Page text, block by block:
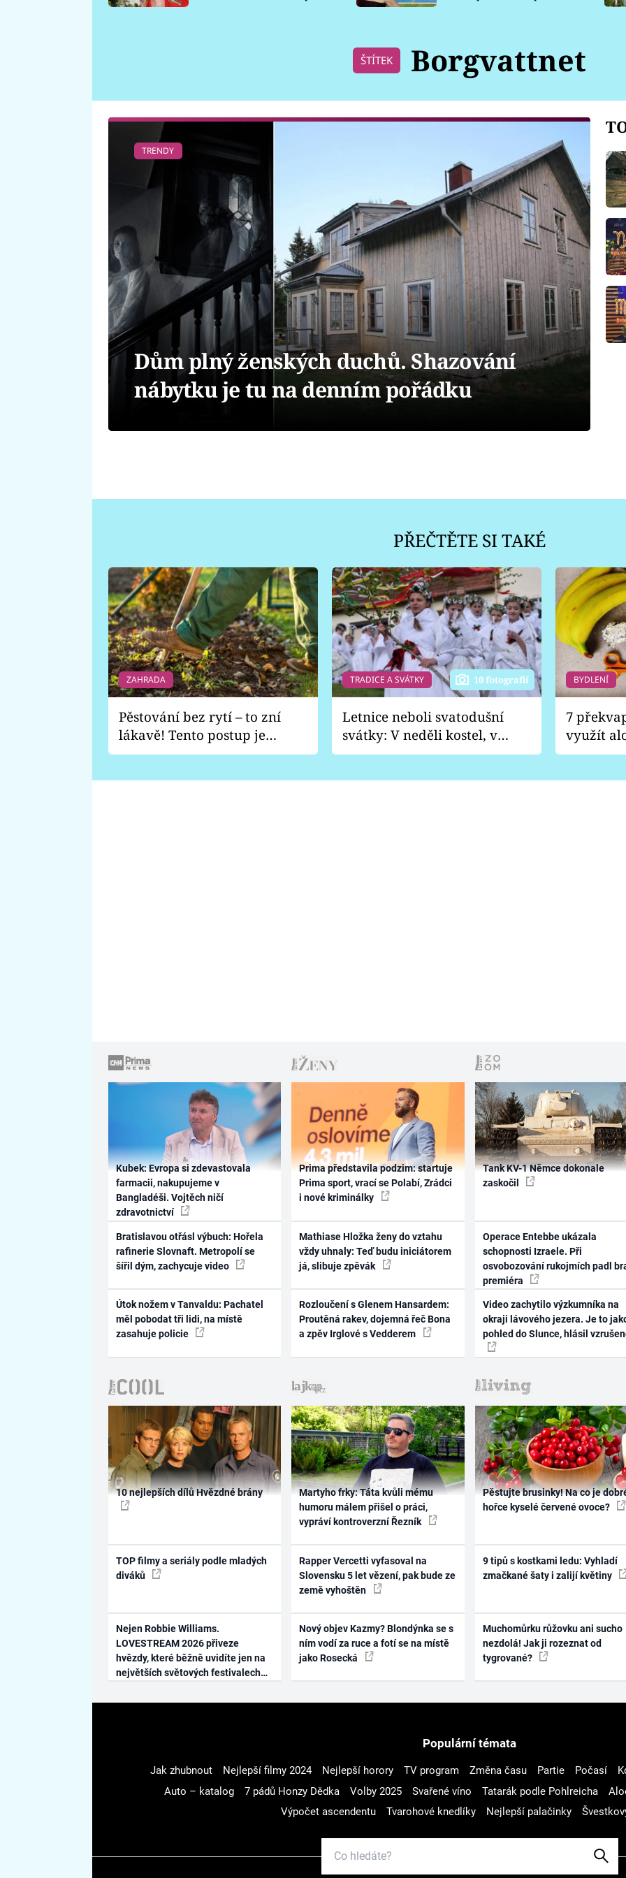
ŠTÍTEK Borgvattnet
TRENDY
Dům plný ženských duchů. Shazování
nábytku je tu na denním pořádku
PŘEČTĚTE SI TAKÉ
ZAHRADA
Pěstování bez rytí – to zní
lákavě! Tento postup je
vhodný jen pro některé
TRADICE A SVÁTKY 10 fotografií
Letnice neboli svatodušní
svátky: V neděli kostel, v
pondělí zábava
BYDLENÍ
7
využít
Kubek: Evropa si zdevastovala
farmacii, nakupujeme v
Bangladéši. Vojtěch ničí
zdravotnictví
Bratislavou otřásl výbuch: Hořela
rafinerie Slovnaft. Metropolí se
šířil dým, zachycuje video
Útok nožem v Tanvaldu: Pachatel
měl pobodat tři lidi, na místě
zasahuje policie
Prima představila podzim: startuje
Prima sport, vrací se Polabí, Zrádci
i nové kriminálky
Mathiase Hložka ženy do vztahu
vždy uhnaly: Teď budu iniciátorem
já, slibuje zpěvák
Rozloučení s Glenem Hansardem:
Proutěná rakev, dojemná řeč Bona
a zpěv Irglové s Vedderem
Tank KV-1 Němce dokonale
zaskočil
Operace Entebbe ukázala
schopnosti Izraele. Při
osvobozování rukojmích padl
premiéra
Video zachytilo výzkumníka na
okraji lávového jezera. Je to
pohled do Slunce, hlásil
10 nejlepších dílů Hvězdné brány
TOP filmy a seriály podle mladých
diváků
Nejen Robbie Williams.
LOVESTREAM 2026 přiveze
hvězdy, které běžně uvidíte jen na
největších světových festivalech
Martyho frky: Táta kvůli mému
humoru málem přišel o práci,
vypráví kontroverzní Řezník
Rapper Vercetti vyfasoval na
Slovensku 5 let vězení, pak bude ze
země vyhoštěn
Nový objev Kazmy? Blondýnka se s
ním vodí za ruce a fotí se na místě
jako Rosecká
Pěstujte brusinky! Na co je
hořce kyselé červené ovoce?
9 tipů s kostkami ledu: Vyhladí
zmačkané šaty i zalijí květiny
Muchomůrku růžovku ani sucho
nezdolá! Jak ji rozeznat od
tygrované?
Populární témata
Jak zhubnout Nejlepší filmy 2024 Nejlepší horory TV program Změna času Partie Počasí
Auto – katalog
7 pádů Honzy Dědka Volby 2025 Svařené víno Tatarák podle Pohlreicha
Výpočet ascendentu
Tvarohové knedlíky Nejlepší palačinky